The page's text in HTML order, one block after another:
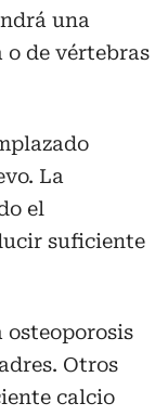
una
o de vértebras
La
el
suficiente
osteoporosis
Otros
calcio